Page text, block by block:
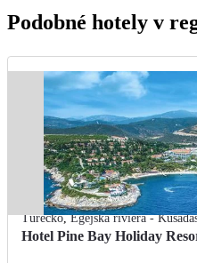
Podobné hotely v
Turecko,Egejská riviéra -
Hotel Pine Bay Holiday